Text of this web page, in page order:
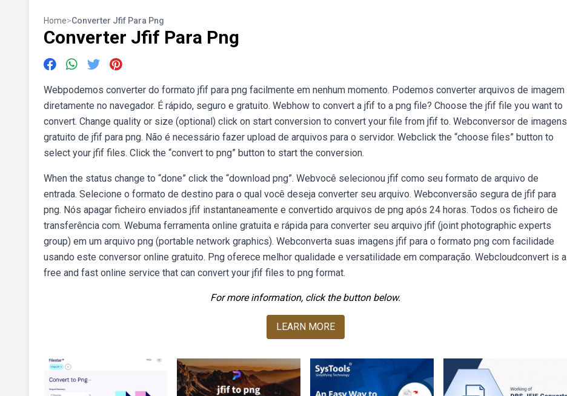
Home>Converter Jfif Para Png
Converter Jfif Para Png
Webpodemos converter do formato jfif para png facilmente em nenhum momento. Podemos converter arquivos de imagem
diretamente no navegador. É rápido, seguro e gratuito. Webhow to convert a jfif to a png file? Choose the jfif file you want to
convert. Change quality or size (optional) click on start conversion to convert your file from jfif to. Webconversor de imagens
gratuito de jfif para png. Não é necessário fazer upload de arquivos para o servidor. Webclick the “choose files” button to
select your jfif files. Click the “convert to png” button to start the conversion.
When the status change to “done” click the “download png”. Webvocê selecionou jfif como seu formato de arquivo de
entrada. Selecione o formato de destino para o qual você deseja converter seu arquivo. Webconversão segura de jfif para
png. Nós apagar ficheiro enviados jfif instantaneamente e convertido arquivos de png após 24 horas. Todos os ficheiro de
transferência com. Webuma ferramenta online gratuita e rápida para converter seu arquivo jfif (joint photographic experts
group) em um arquivo png (portable network graphics). Webconverta suas imagens jfif para o formato png com facilidade
usando este conversor online gratuito. Png oferece melhor qualidade e versatilidade em comparação. Webcloudconvert is a
free and fast online service that can convert your jfif files to png format.
For more information, click the button below.
LEARN MORE